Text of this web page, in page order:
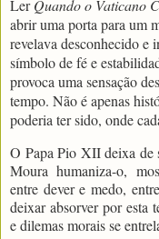
LerQuando o Vaticano
abrir uma porta para um
revelava desconhecido
símbolo de fé e
provoca uma sensação
tempo. Não é apenas
poderia ter sido, onde
O Papa Pio XII deixa de
Moura humaniza-o,
entre dever e medo,
deixar absorver por esta
e dilemas morais se